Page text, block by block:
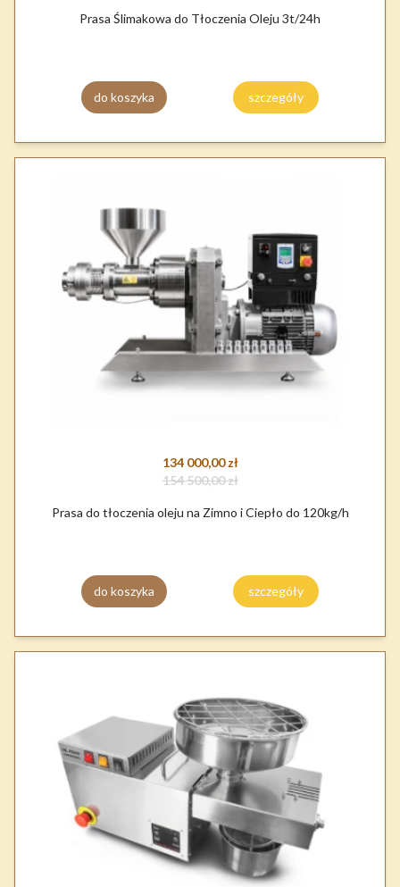
Prasa Ślimakowa do Tłoczenia Oleju 3t/24h
do koszyka szczegóły
134 000,00 zł
154 500,00 zł
Prasa do tłoczenia oleju na Zimno i Ciepło do 120kg/h
do koszyka szczegóły